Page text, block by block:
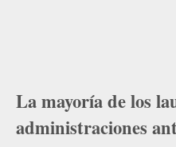
La mayoría de los
administraciones